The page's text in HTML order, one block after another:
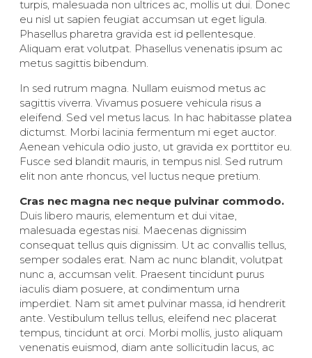
turpis, malesuada non ultrices ac, mollis ut dui. Donec
eu nisl ut sapien feugiat accumsan ut eget ligula.
Phasellus pharetra gravida est id pellentesque.
Aliquam erat volutpat. Phasellus venenatis ipsum ac
metus sagittis bibendum.
In sed rutrum magna. Nullam euismod metus ac
sagittis viverra. Vivamus posuere vehicula risus a
eleifend. Sed vel metus lacus. In hac habitasse platea
dictumst. Morbi lacinia fermentum mi eget auctor.
Aenean vehicula odio justo, ut gravida ex porttitor eu.
Fusce sed blandit mauris, in tempus nisl. Sed rutrum
elit non ante rhoncus, vel luctus neque pretium.
Cras nec magna nec neque pulvinar commodo.
Duis libero mauris, elementum et dui vitae,
malesuada egestas nisi. Maecenas dignissim
consequat tellus quis dignissim. Ut ac convallis tellus,
semper sodales erat. Nam ac nunc blandit, volutpat
nunc a, accumsan velit. Praesent tincidunt purus
iaculis diam posuere, at condimentum urna
imperdiet. Nam sit amet pulvinar massa, id hendrerit
ante. Vestibulum tellus tellus, eleifend nec placerat
tempus, tincidunt at orci. Morbi mollis, justo aliquam
venenatis euismod, diam ante sollicitudin lacus, ac